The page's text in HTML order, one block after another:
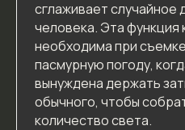
сглаживает случайное
человека. Эта функция
необходима при
пасмурную погоду,
вынуждена держать
обычного, чтобы
количество света.